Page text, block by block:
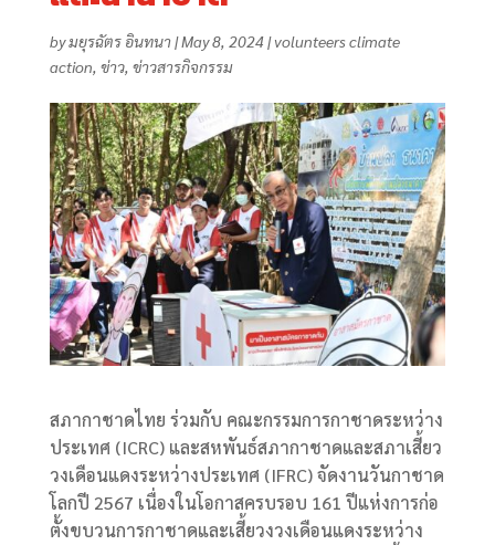
byมยุรฉัตร อินทนา|May 8, 2024|volunteers climate
action, ข่าว, ข่าวสารกิจกรรม
สภากาชาดไทย ร่วมกับ คณะกรรมการกาชาดระหว่าง
ประเทศ (ICRC) และสหพันธ์สภากาชาดและสภาเสี้ยว
วงเดือนแดงระหว่างประเทศ (IFRC) จัดงานวันกาชาด
โลกปี 2567 เนื่องในโอกาสครบรอบ 161 ปีแห่งการก่อ
ตั้งขบวนการกาชาดและเสี้ยวงวงเดือนแดงระหว่าง